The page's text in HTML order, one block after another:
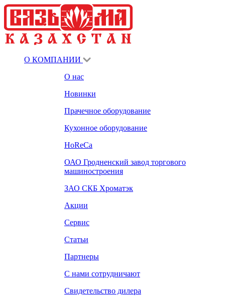
О КОМПАНИИ
О нас
Новинки
Прачечное оборудование
Кухонное оборудование
HoReCa
ОАО Гродненский завод торгового
машиностроения
ЗАО СКБ Хроматэк
Акции
Сервис
Статьи
Партнеры
С нами сотрудничают
Свидетельство дилера